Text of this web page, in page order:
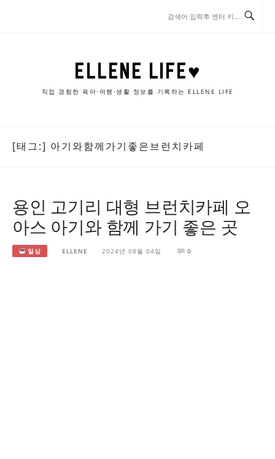
ELLENE LIFE♥
직접 경험한 육아·여행·생활 정보를 기록하는 ELLENE LIFE
[태그:] 아기와함께가기좋은브런치카페
용인 고기리 대형 브런치카페 오
아스 아기와 함께 가기 좋은 곳
일상 ELLENE 2024년 08월 04일 0